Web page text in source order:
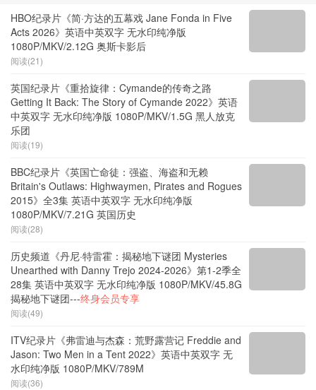
HBO纪录片《简·方达的五幕戏 Jane Fonda in Five
Acts 2026》英语中英双字 无水印纯净版
1080P/MKV/2.12G 奥斯卡影后
阅读(21)
英国纪录片《重拾旋律：Cymande的传奇之路
Getting It Back: The Story of Cymande 2022》英语
中英双字 无水印纯净版 1080P/MKV/1.5G 黑人放克
乐团
阅读(19)
BBC纪录片《英国亡命徒：强盗、海盗和无赖
Britain's Outlaws: Highwaymen, Pirates and Rogues
2015》全3集 英语中英双字 无水印纯净版
1080P/MKV/7.21G 英国历史
阅读(28)
历史频道《丹尼·特雷霍：揭秘地下谜团 Mysteries
Unearthed with Danny Trejo 2024-2026》第1-2季全
28集 英语中英双字 无水印纯净版 1080P/MKV/45.8G
揭秘地下谜团---终身会员专享
阅读(49)
ITV纪录片《弗雷迪与杰森：荒野露营记 Freddie and
Jason: Two Men in a Tent 2022》英语中英双字 无
水印纯净版 1080P/MKV/789M
阅读(36)